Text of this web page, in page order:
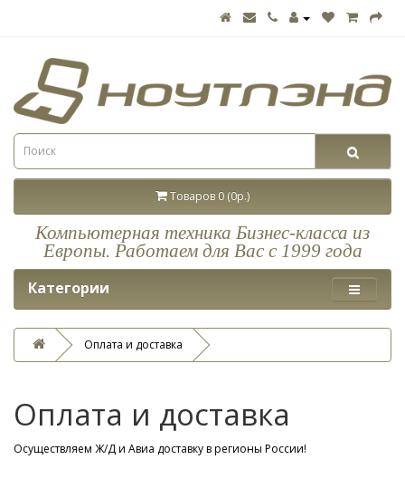
Товаров 0 (0р.)
Компьютерная техника Бизнес-класса из
Европы. Работаем для Вас с 1999 года
Категории
Оплата и доставка
Оплата и доставка
Осуществляем Ж/Д и Авиа доставку в регионы России!